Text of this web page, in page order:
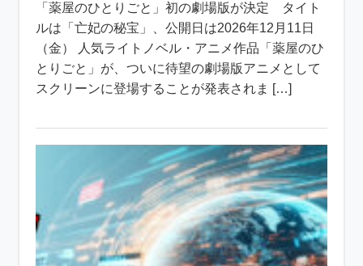
「薬屋のひとりごと」初の劇場版が決定 タイト
ルは「亡妃の秘宝」、公開日は2026年12月11日
（金） 人気ライトノベル・アニメ作品「薬屋のひ
とりごと」が、ついに待望の劇場版アニメとして
スクリーンに登場することが発表されま […]